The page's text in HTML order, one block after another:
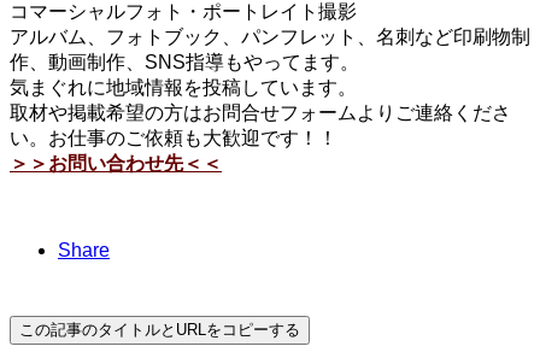
コマーシャルフォト・ポートレイト撮影
アルバム、フォトブック、パンフレット、名刺など印刷物制
作、動画制作、SNS指導もやってます。
気まぐれに地域情報を投稿しています。
取材や掲載希望の方はお問合せフォームよりご連絡くださ
い。お仕事のご依頼も大歓迎です！！
＞＞お問い合わせ先＜＜
Share
この記事のタイトルとURLをコピーする